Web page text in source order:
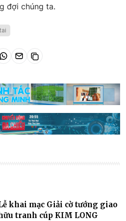
đợi chúng ta.
khai mạc Giải cờ tướng giao
tranh cúp KIM LONG